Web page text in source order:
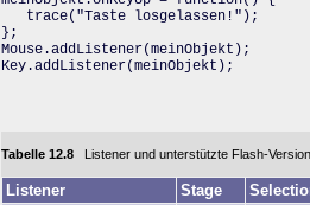
   trace("Taste losgelassen!");
};
Mouse.addListener(meinObjekt);
Key.addListener(meinObjekt);
Tabelle 12.8 Listener und unterstützte Flash-Version
Listener Stage